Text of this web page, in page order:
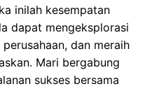
inilah kesempatan
dapat mengeksplorasi
dan meraih
Mari bergabung
sukses bersama